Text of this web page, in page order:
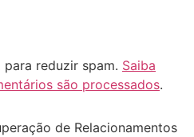
reduzir spam. Saiba
são processados.
de Relacionamentos